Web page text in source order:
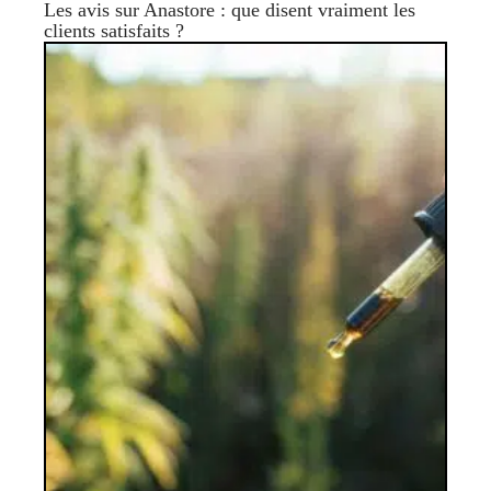
Les avis sur Anastore : que disent vraiment les
clients satisfaits ?